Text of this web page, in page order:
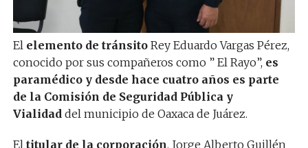
El elemento de tránsitoRey Eduardo Vargas Pérez,
conocido por sus compañeros como ” El Rayo”, es
paramédico y desde hace cuatro años es parte
de la Comisión de Seguridad Pública y
Vialidad del municipio de Oaxaca de Juárez.
El titular de la corporación, Jorge Alberto Guillén